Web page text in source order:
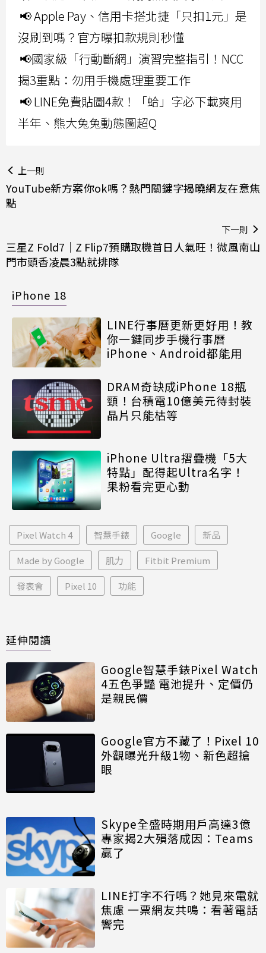
📢 Apple Pay、信用卡搭北捷「只扣1元」是
沒刷到嗎？官方曝扣款規則秒懂
📢國家級「行動斷網」演習完整指引！NCC
揭3重點：勿用手機處理重要工作
📢 LINE免費貼圖4款！「蛤」字必下載爽用
半年、熊大兔兔動態圖超Q
上一則
YouTube新方案你ok嗎？熱門關鍵字揭曉網友在意焦
點
下一則
三星Z Fold7｜Z Flip7預購取機首日人氣旺！微風南山
門市頭香凌晨3點就排隊
iPhone 18
LINE行事曆更新更好用！教
你一鍵同步手機行事曆
iPhone、Android都能用
DRAM奇缺成iPhone 18瓶
頸！台積電10億美元待封裝
晶片只能枯等
iPhone Ultra摺疊機「5大
特點」配得起Ultra名字！
果粉看完更心動
Pixel Watch 4 智慧手錶 Google 新品
Made by Google 肌力 Fitbit Premium
發表會 Pixel 10 功能
延伸閱讀
Google智慧手錶Pixel Watch
4五色爭豔 電池提升、定價仍
是親民價
Google官方不藏了！Pixel 10
外觀曝光升級1物、新色超搶
眼
Skype全盛時期用戶高達3億
專家揭2大殞落成因：Teams
贏了
LINE打字不行嗎？她見來電就
焦慮 一票網友共鳴：看著電話
響完